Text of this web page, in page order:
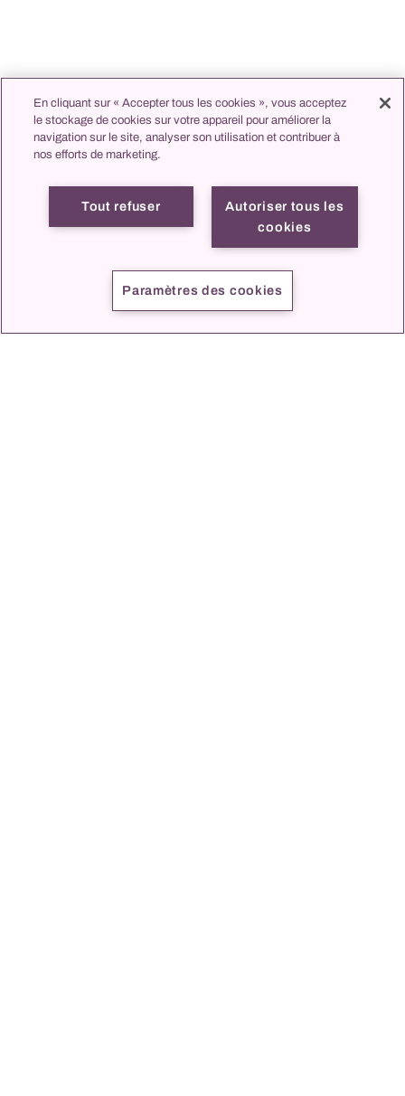
En cliquant sur « Accepter tous les cookies », vous acceptez
le stockage de cookies sur votre appareil pour améliorer la
navigation sur le site, analyser son utilisation et contribuer à
nos efforts de marketing.
Autoriser tous les
cookies
Tout refuser
Paramètres des cookies